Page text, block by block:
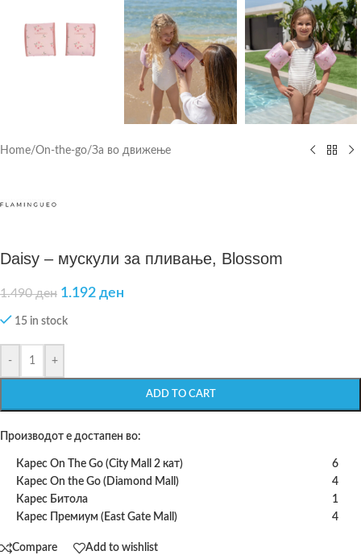
Home/On-the-go/За во движење
Daisy – мускули за пливање, Blossom
1.490ден 1.192 ден
15 in stock
- +
ADD TO CART
Производот е достапен во:
Карес On The Go (City Mall 2 кат)
6
Карес On the Go (Diamond Mall)
4
Карес Битола
1
Карес Премиум (East Gate Mall)
4
Compare Add to wishlist